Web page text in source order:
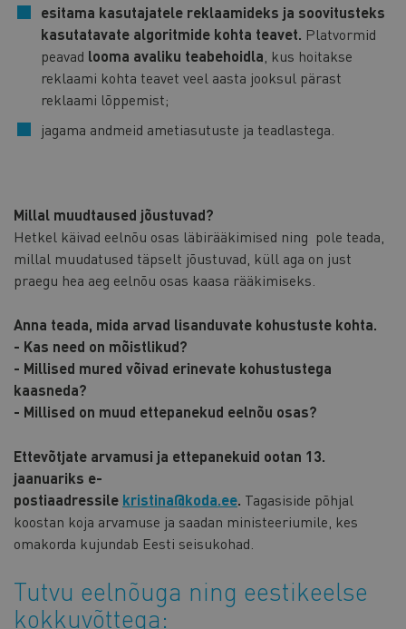
esitama kasutajatele reklaamideks ja soovitusteks
kasutatavate algoritmide kohta teavet. Platvormid
peavad looma avaliku teabehoidla , kus hoitakse
reklaami kohta teavet veel aasta jooksul pärast
reklaami lõppemist;
jagama andmeid ametiasutuste ja teadlastega.
Millal muudtaused jõustuvad?
Hetkel käivad eelnõu osas läbirääkimised ning pole teada,
millal muudatused täpselt jõustuvad, küll aga on just
praegu hea aeg eelnõu osas kaasa rääkimiseks.
Anna teada, mida arvad lisanduvate kohustuste kohta.
- Kas need on mõistlikud?
- Millised mured võivad erinevate kohustustega
kaasneda?
- Millised on muud ettepanekud eelnõu osas?
Ettevõtjate arvamusi ja ettepanekuid ootan 13.
jaanuariks e-
postiaadressile kristina@koda.ee. Tagasiside põhjal
koostan koja arvamuse ja saadan ministeeriumile, kes
omakorda kujundab Eesti seisukohad.
Tutvu eelnõuga ning eestikeelse
kokkuvõttega: